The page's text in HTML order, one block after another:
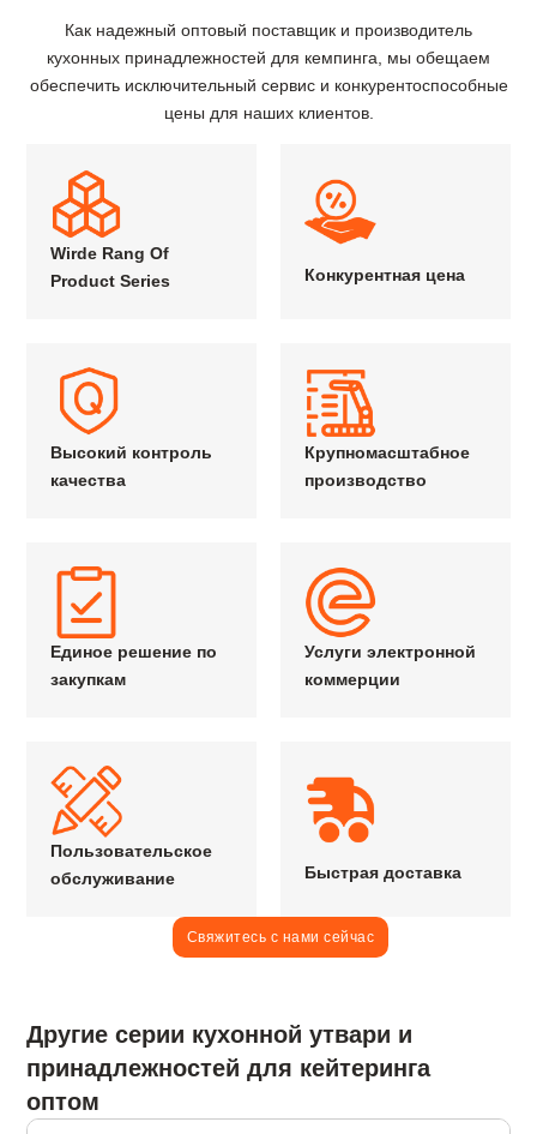
Как надежный оптовый поставщик и производитель
кухонных принадлежностей для кемпинга, мы обещаем
обеспечить исключительный сервис и конкурентоспособные
цены для наших клиентов.
Wirde Rang Of
Product Series
Конкурентная цена
Высокий контроль
качества
Крупномасштабное
производство
Единое решение по
закупкам
Услуги электронной
коммерции
Пользовательское
обслуживание
Быстрая доставка
Свяжитесь с нами сейчас
Другие серии кухонной утвари и
принадлежностей для кейтеринга
оптом